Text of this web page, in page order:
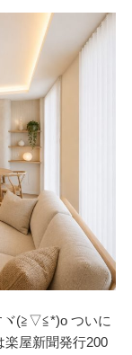
ヾ(≧▽≦*)o ついに
楽屋新聞発行200